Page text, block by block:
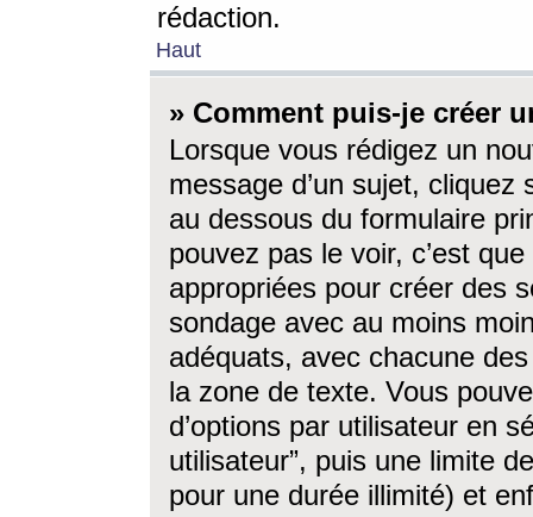
rédaction.
Haut
» Comment puis-je créer
Lorsque vous rédigez un
message d’un sujet, cliquez
au dessous du formulaire
pouvez pas le voir, c’est
appropriées pour créer des
sondage avec au moins
adéquats, avec chacune
la zone de texte. Vous
d’options par utilisateur en
utilisateur”, puis une limite
pour une durée illimité) et